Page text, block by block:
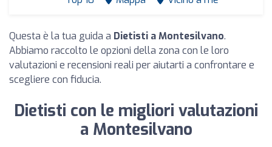
Questa è la tua guida a Dietisti a Montesilvano.
Abbiamo raccolto le opzioni della zona con le loro
valutazioni e recensioni reali per aiutarti a confrontare e
scegliere con fiducia.
Dietisti con le migliori valutazioni
a Montesilvano